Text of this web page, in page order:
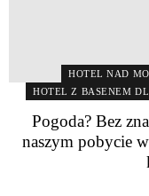
HOTEL NAD
HOTEL Z BASENEM
Pogoda? Bez
naszym pobycie